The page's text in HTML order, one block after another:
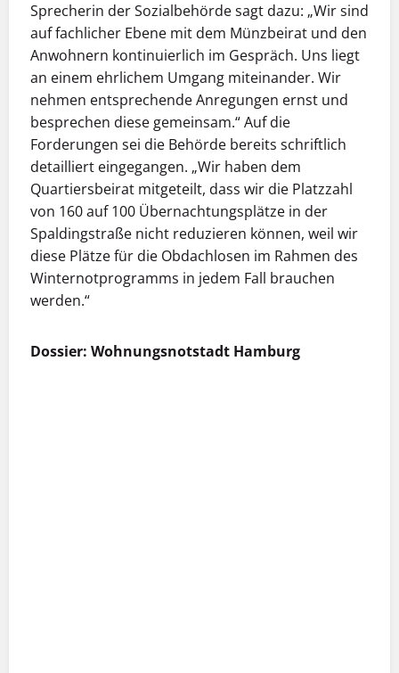
Sprecherin der Sozialbehörde sagt dazu: „Wir sind
auf fachlicher Ebene mit dem Münzbeirat und den
Anwohnern kontinuierlich im Gespräch. Uns liegt
an einem ehrlichem Umgang miteinander. Wir
nehmen entsprechende Anregungen ernst und
besprechen diese gemeinsam.“ Auf die
Forderungen sei die Behörde bereits schriftlich
detailliert eingegangen. „Wir haben dem
Quartiersbeirat mitgeteilt, dass wir die Platzzahl
von 160 auf 100 Übernachtungsplätze in der
Spaldingstraße nicht reduzieren können, weil wir
diese Plätze für die Obdachlosen im Rahmen des
Winternotprogramms in jedem Fall brauchen
werden.“
Dossier: Wohnungsnotstadt Hamburg